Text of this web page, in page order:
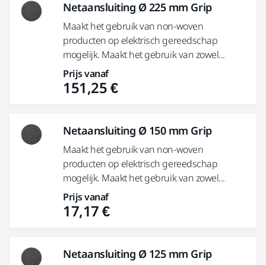
Netaansluiting Ø 225 mm Grip
Maakt het gebruik van non-woven
producten op elektrisch gereedschap
mogelijk. Maakt het gebruik van zowel...
Prijs vanaf
151,25 €
Netaansluiting Ø 150 mm Grip
Maakt het gebruik van non-woven
producten op elektrisch gereedschap
mogelijk. Maakt het gebruik van zowel...
Prijs vanaf
17,17 €
Netaansluiting Ø 125 mm Grip